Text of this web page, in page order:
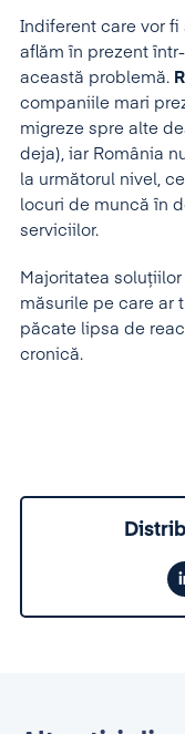
Indiferent care vor
aflăm în prezent
această problemă.
companiile mari
migreze spre alte
deja), iar România
la următorul nivel,
locuri de muncă în
serviciilor.
Majoritatea
măsurile pe care ar
păcate lipsa de
cronică.